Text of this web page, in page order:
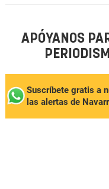
APÓYANOS
Suscríbete gratis a
las alertas de